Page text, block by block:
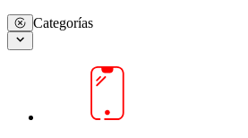
Categorías